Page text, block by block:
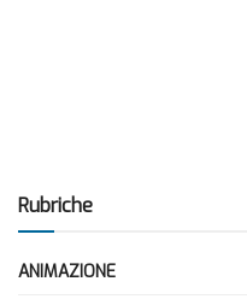
Rubriche
ANIMAZIONE